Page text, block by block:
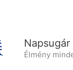
Élmény